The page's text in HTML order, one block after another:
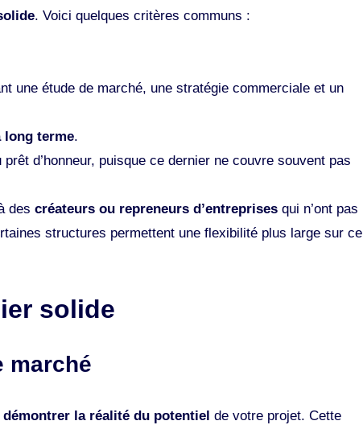
. Voici quelques critères communs :
une étude de marché, une stratégie commerciale et un
long terme.
d’honneur, puisque ce dernier ne couvre souvent pas
des créateurs ou repreneurs d’entreprises qui n’ont pas
structures permettent une flexibilité plus large sur ce
solide
marché
démontrer la réalité du potentiel de votre projet. Cette